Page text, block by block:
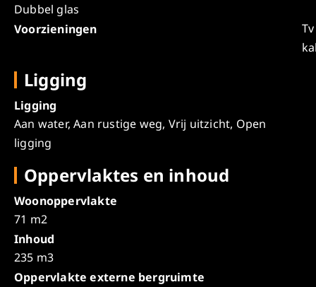
Dubbel glas
Voorzieningen
Tv
Ligging
Ligging
Aan water, Aan rustige weg, Vrij uitzicht, Open
ligging
Oppervlaktes en inhoud
Woonoppervlakte
71 m2
Inhoud
235 m3
Oppervlakte externe bergruimte